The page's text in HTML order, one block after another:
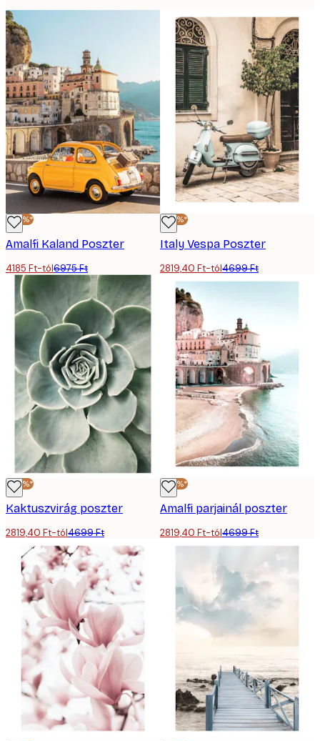
-40%*
Amalfi Kaland Poszter
4185 Ft-tól6975 Ft
-40%*
Italy Vespa Poszter
2819,40 Ft-tól4699 Ft
-40%*
Kaktuszvirág poszter
2819,40 Ft-tól4699 Ft
-40%*
Amalfi parjainál poszter
2819,40 Ft-tól4699 Ft